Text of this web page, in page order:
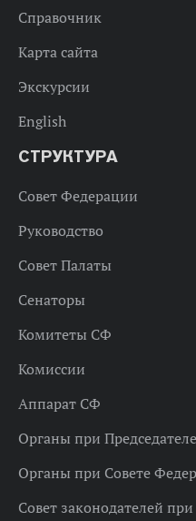
Справочник
Карта сайта
Экскурсии
English
СТРУКТУРА
Совет Федерации
Руководство
Совет Палаты
Сенаторы
Комитеты СФ
Комиссии
Аппарат СФ
Органы при Председателе
Органы при Совете
Совет законодателей